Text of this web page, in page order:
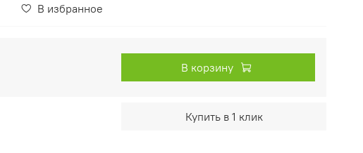
В избранное
В корзину
Купить в 1 клик